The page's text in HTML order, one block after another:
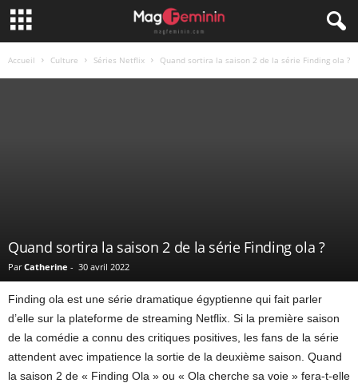
Accueil Culture Séries Netflix Quand sortira la saison 2 de la série Finding ola ?
Quand sortira la saison 2 de la série Finding ola ?
Par Catherine - 30 avril 2022
Finding ola est une série dramatique égyptienne qui fait parler
d’elle sur la plateforme de streaming Netflix. Si la première saison
de la comédie a connu des critiques positives, les fans de la série
attendent avec impatience la sortie de la deuxième saison. Quand
la saison 2 de « Finding Ola » ou « Ola cherche sa voie » fera-t-elle